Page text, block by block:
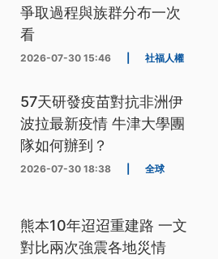
爭取過程與族群分布一次
看
2026-07-30 15:46 社福人權
57天研發疫苗對抗非洲伊
波拉最新疫情 牛津大學團
隊如何辦到？
2026-07-30 18:38 全球
熊本10年迢迢重建路 一文
對比兩次強震各地災情